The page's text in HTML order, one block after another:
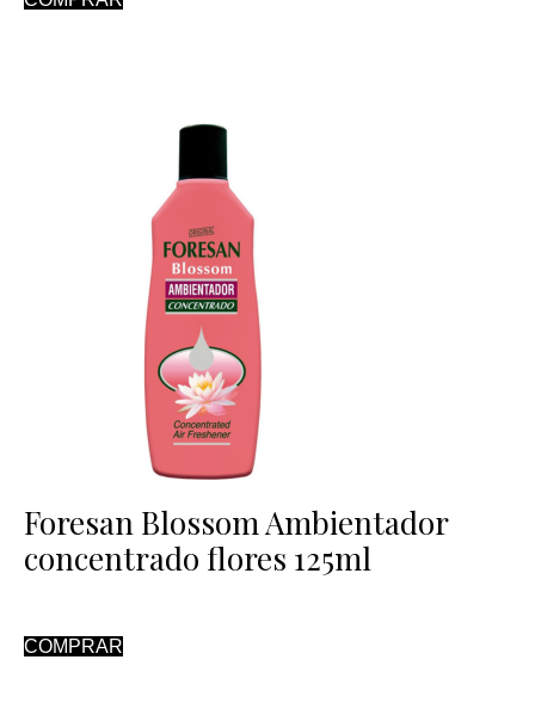
Foresan Blossom Ambientador
concentrado flores 125ml
COMPRAR